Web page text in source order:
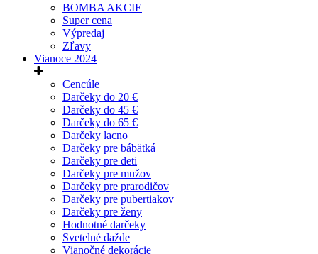
BOMBA AKCIE
Super cena
Výpredaj
Zľavy
Vianoce 2024
Cencúle
Darčeky do 20 €
Darčeky do 45 €
Darčeky do 65 €
Darčeky lacno
Darčeky pre bábätká
Darčeky pre deti
Darčeky pre mužov
Darčeky pre prarodičov
Darčeky pre pubertiakov
Darčeky pre ženy
Hodnotné darčeky
Svetelné dažde
Vianočné dekorácie